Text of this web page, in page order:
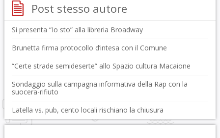
Post stesso autore
Si presenta “Io sto” alla libreria Broadway
Brunetta firma protocollo d’intesa con il Comune
“Certe strade semideserte” allo Spazio cultura Macaione
Sondaggio sulla campagna informativa della Rap con la
suocera-rifiuto
Latella vs. pub, cento locali rischiano la chiusura